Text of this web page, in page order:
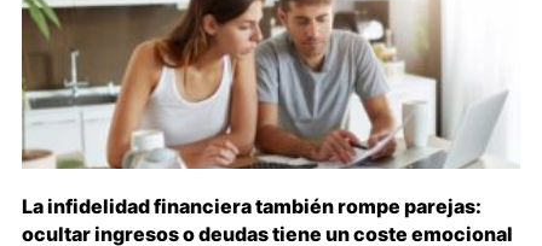
La infidelidad financiera también rompe parejas:
ocultar ingresos o deudas tiene un coste emocional